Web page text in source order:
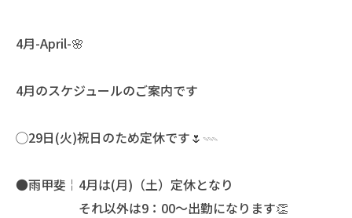
4月-April-🌸
4月のスケジュールのご案内です
◯29日(火)祝日のため定休です🌷𓇠
●雨甲斐￤4月は(月)（土）定休となり
それ以外は9：00〜出勤になります👏